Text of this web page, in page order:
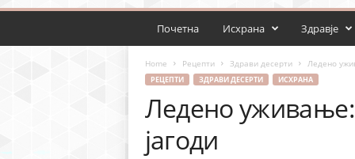
Почетна Исхрана Здравје
Home Рецепти Здрави десерти Ледено
РЕЦЕПТИ ЗДРАВИ ДЕСЕРТИ ИСХРАНА
Ледено уживање:
јагоди